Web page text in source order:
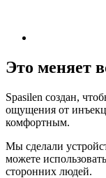
Это меняет
Spasilen создан,
ощущения от
комфортным.
Мы сделали
можете
сторонних людей.